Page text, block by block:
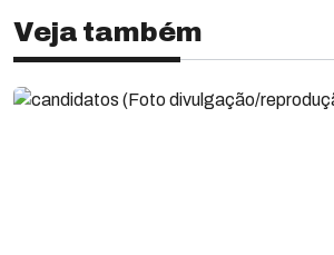
Veja também